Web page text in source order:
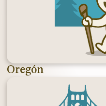
Oregón